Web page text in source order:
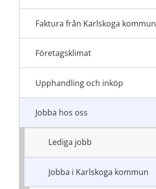
Faktura från Karlskoga kommun
Företagsklimat
Upphandling och inköp
Jobba hos oss
Lediga jobb
Jobba i Karlskoga kommun